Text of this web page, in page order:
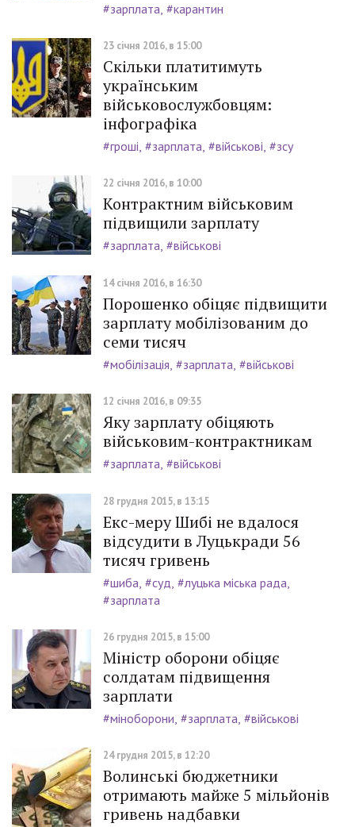
#зарплата #карантин
23 січня 2016, в 15:00
Скільки платитимуть
українським
військовослужбовцям:
інфографіка
#гроші #зарплата #військові #зсу
22 січня 2016, в 10:00
Контрактним військовим
підвищили зарплату
#зарплата #військові
14 січня 2016, в 16:30
Порошенко обіцяє підвищити
зарплату мобілізованим до
семи тисяч
#мобілізація #зарплата #військові
12 січня 2016, в 09:35
Яку зарплату обіцяють
військовим-контрактникам
#зарплата #військові
28 грудня 2015, в 13:15
Екс-меру Шибі не вдалося
відсудити в Луцькради 56
тисяч гривень
#шиба #суд #луцька міська рада
#зарплата
26 грудня 2015, в 15:00
Міністр оборони обіцяє
солдатам підвищення
зарплати
#міноборони #зарплата #військові
24 грудня 2015, в 12:20
Волинські бюджетники
отримають майже 5 мільйонів
гривень надбавки